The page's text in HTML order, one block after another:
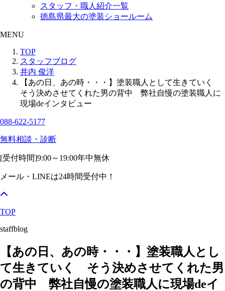
スタッフ・職人紹介一覧
徳島県最大の塗装ショールーム
MENU
TOP
スタッフブログ
井内 俊洋
【あの日、あの時・・・】塗装職人として生きていく
そう決めさせてくれた男の背中 弊社自慢の塗装職人に
現場deインタビュー
088-622-5177
無料相談・診断
[受付時間]9:00～19:00年中無休
メール・LINEは24時間受付中！
TOP
staffblog
【あの日、あの時・・・】塗装職人とし
て生きていく そう決めさせてくれた男
の背中 弊社自慢の塗装職人に現場deイ